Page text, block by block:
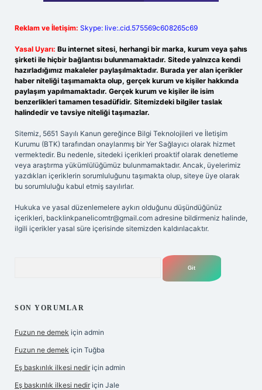
Reklam ve İletişim: Skype: live:.cid.575569c608265c69
Yasal Uyarı: Bu internet sitesi, herhangi bir marka, kurum veya şahıs
şirketi ile hiçbir bağlantısı bulunmamaktadır. Sitede yalnızca kendi
hazırladığımız makaleler paylaşılmaktadır. Burada yer alan içerikler
haber niteliği taşımamakta olup, gerçek kurum ve kişiler hakkında
paylaşım yapılmamaktadır. Gerçek kurum ve kişiler ile isim
benzerlikleri tamamen tesadüfidir. Sitemizdeki bilgiler taslak
halindedir ve tavsiye niteliği taşımazlar.
Sitemiz, 5651 Sayılı Kanun gereğince Bilgi Teknolojileri ve İletişim
Kurumu (BTK) tarafından onaylanmış bir Yer Sağlayıcı olarak hizmet
vermektedir. Bu nedenle, sitedeki içerikleri proaktif olarak denetleme
veya araştırma yükümlülüğümüz bulunmamaktadır. Ancak, üyelerimiz
yazdıkları içeriklerin sorumluluğunu taşımakta olup, siteye üye olarak
bu sorumluluğu kabul etmiş sayılırlar.
Hukuka ve yasal düzenlemelere aykırı olduğunu düşündüğünüz
içerikleri, backlinkpanelicomtr@gmail.com adresine bildirmeniz halinde,
ilgili içerikler yasal süre içerisinde sitemizden kaldırılacaktır.
SON YORUMLAR
Fuzun ne demek için admin
Fuzun ne demek için Tuğba
Eş baskınlık ilkesi nedir için admin
Eş baskınlık ilkesi nedir için Jale